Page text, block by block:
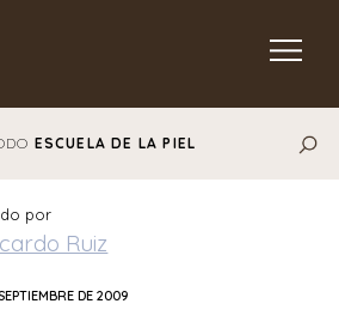
ESCUELA DE LA PIEL
por
Ruiz
DE 2009